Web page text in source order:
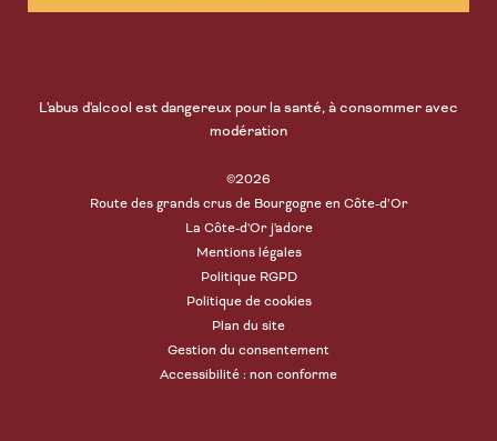
L'abus d'alcool est dangereux pour la santé, à consommer avec
modération
©2026
Route des grands crus de Bourgogne en Côte-d’Or
La Côte-d'Or j'adore
Mentions légales
Politique RGPD
Politique de cookies
Plan du site
Gestion du consentement
Accessibilité : non conforme